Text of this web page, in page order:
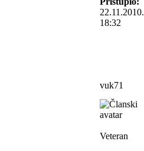
22.11.2010.
18:32
vuk71
Veteran